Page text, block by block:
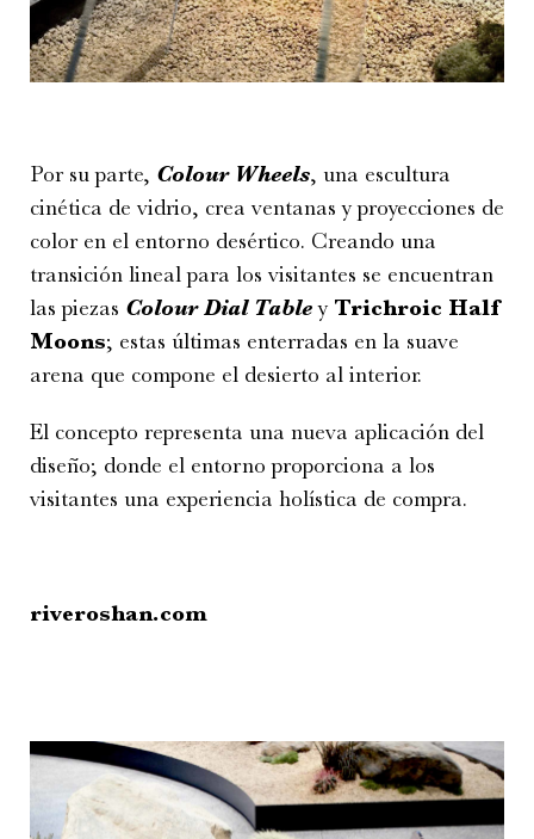
Por su parte, Colour Wheels, una escultura
cinética de vidrio, crea ventanas y proyecciones de
color en el entorno desértico. Creando una
transición lineal para los visitantes se encuentran
las piezas Colour Dial Tabley Trichroic Half
Moons; estas últimas enterradas en la suave
arena que compone el desierto al interior.
El concepto representa una nueva aplicación del
diseño; donde el entorno proporciona a los
visitantes una experiencia holística de compra.
riveroshan.com